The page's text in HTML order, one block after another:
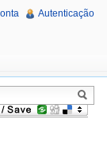
Autenticação